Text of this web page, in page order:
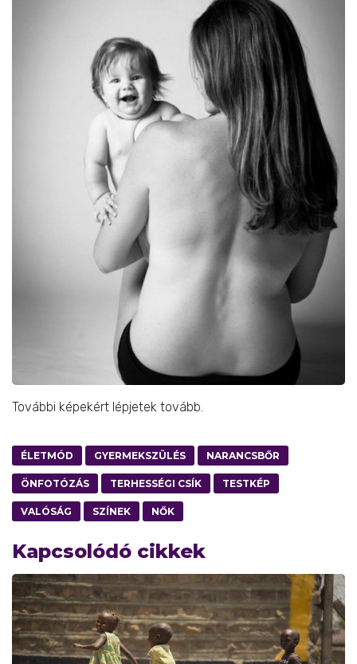
További képekért lépjetek tovább.
ÉLETMÓD GYERMEKSZÜLÉS NARANCSBŐR
ÖNFOTÓZÁS TERHESSÉGI CSÍK TESTKÉP
VALÓSÁG SZÍNEK NŐK
Kapcsolódó cikkek